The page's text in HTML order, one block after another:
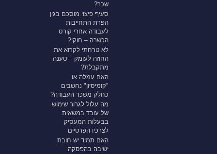
שכר?
סעיף פיצוי מוסכם בגין
הפרת התחייבות
לעבודה אחרי קורס
הכשרה – חוקי?
לא טרחתי לקרוא את
החוזה לעומק – טענה
מתקבלת?
האם עמלה או
"קומיסיון" נחשבים
כחלק משכר העבודה?
מה עלול לגרור שימוש
של עובד במשאית
בבעלות המעסיק
לצרכיו הפרטיים
האם תמיד יש חובת
ישיבה בהפסקה